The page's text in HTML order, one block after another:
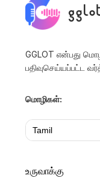
GGLOT என்பது
பதிவுசெய்யப்பட்ட
மொழிகள்:
Tamil
உருவாக்கு